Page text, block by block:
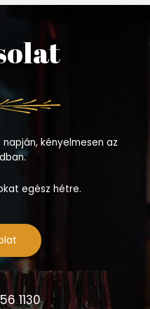
kényelmesen az
egész hétre.
1130